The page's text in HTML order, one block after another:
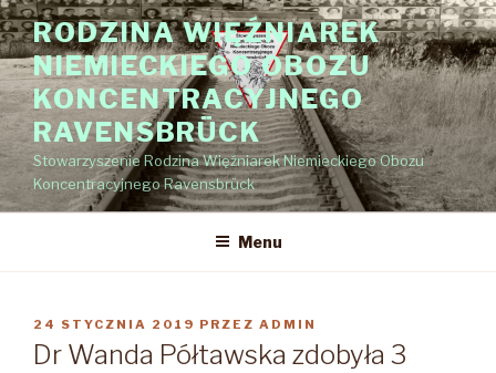
Przejdź
do
treści
RODZINA WIĘŹNIAREK
NIEMIECKIEGO OBOZU
KONCENTRACYJNEGO
RAVENSBRÜCK
Stowarzyszenie Rodzina Więźniarek Niemieckiego Obozu
Koncentracyjnego Ravensbrück
Menu
OPUBLIKOWANE
W
24 STYCZNIA 2019 PRZEZ ADMIN
Dr Wanda Półtawska zdobyła 3